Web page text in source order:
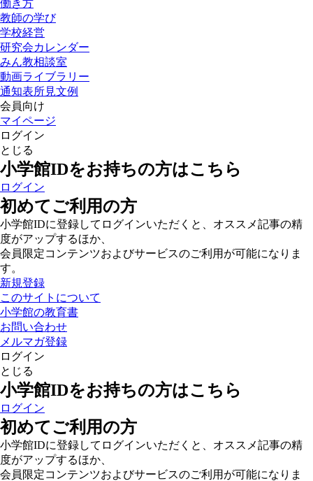
働き方
教師の学び
学校経営
研究会カレンダー
みん教相談室
動画ライブラリー
通知表所見文例
会員向け
マイページ
ログイン
とじる
小学館IDをお持ちの方はこちら
ログイン
初めてご利用の方
小学館IDに登録してログインいただくと、オススメ記事の精
度がアップするほか、
会員限定コンテンツおよびサービスのご利用が可能になりま
す。
新規登録
このサイトについて
小学館の教育書
お問い合わせ
メルマガ登録
ログイン
とじる
小学館IDをお持ちの方はこちら
ログイン
初めてご利用の方
小学館IDに登録してログインいただくと、オススメ記事の精
度がアップするほか、
会員限定コンテンツおよびサービスのご利用が可能になりま